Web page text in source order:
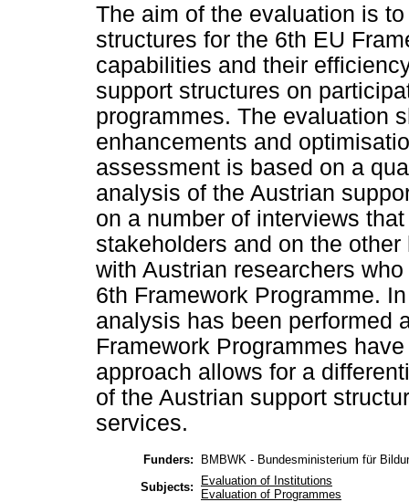
The aim of the evaluation is
structures for the 6th EU
capabilities and their
support structures on
programmes. The evaluation
enhancements and
assessment is based on a
analysis of the Austrian
on a number of interviews
stakeholders and on the
with Austrian researchers
6th Framework Programme.
analysis has been performed
Framework Programmes
approach allows for a
of the Austrian support
services.
Funders:
BMBWK - Bundesministerium für
Subjects:
Evaluation of Institutions
Evaluation of Programmes